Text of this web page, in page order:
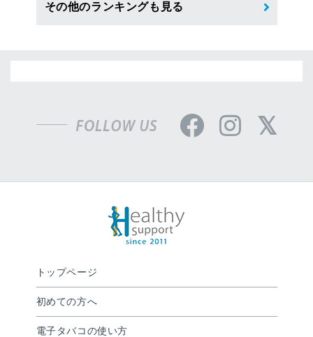
その他のランキングも見る
トップページ
初めての方へ
電子タバコの使い方